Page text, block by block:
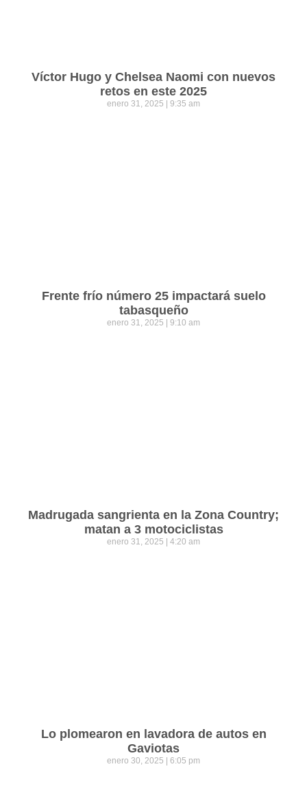
Víctor Hugo y Chelsea Naomi con nuevos
retos en este 2025
enero 31, 2025 9:35 am
Frente frío número 25 impactará suelo
tabasqueño
enero 31, 2025 9:10 am
Madrugada sangrienta en la Zona Country;
matan a 3 motociclistas
enero 31, 2025 4:20 am
Lo plomearon en lavadora de autos en
Gaviotas
enero 30, 2025 6:05 pm